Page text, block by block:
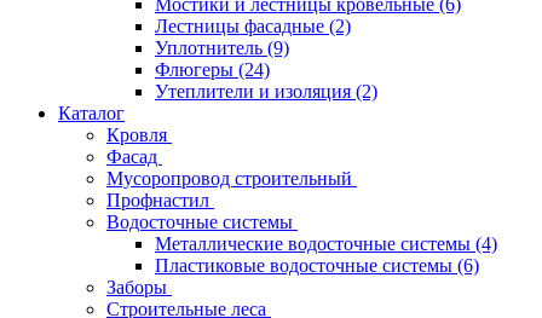
Мостики и лестницы кровельные (6)
Лестницы фасадные (2)
Уплотнитель (9)
Флюгеры (24)
Утеплители и изоляция (2)
Каталог
Кровля
Фасад
Мусоропровод строительный
Профнастил
Водосточные системы
Металлические водосточные системы (4)
Пластиковые водосточные системы (6)
Заборы
Строительные леса